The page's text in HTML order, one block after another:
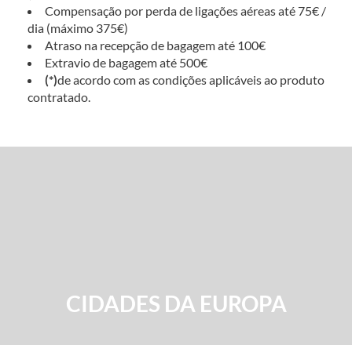
Compensação por perda de ligações aéreas até 75€ /
dia (máximo 375€)
Atraso na recepção de bagagem até 100€
Extravio de bagagem até 500€
(*)de acordo com as condições aplicáveis ao produto
contratado.
CIDADES DA EUROPA